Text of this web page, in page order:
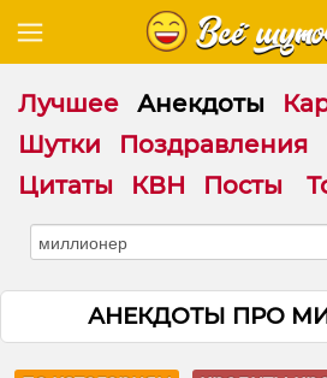
Лучшее Анекдоты
Шутки
Поздравления
Цитаты
КВН Посты
АНЕКДОТЫ ПРО